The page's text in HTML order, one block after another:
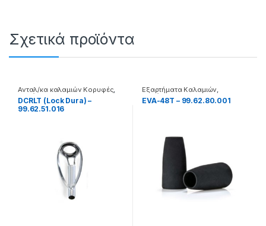
Σχετικά προϊόντα
Ανταλ/κα καλαμιών Κορυφές
Καλάμια
DCRLT (Lock Dura) –
99.62.51.016
Εξαρτήματα Καλαμιών
Καλάμια
EVA-48T – 99.62.80.001